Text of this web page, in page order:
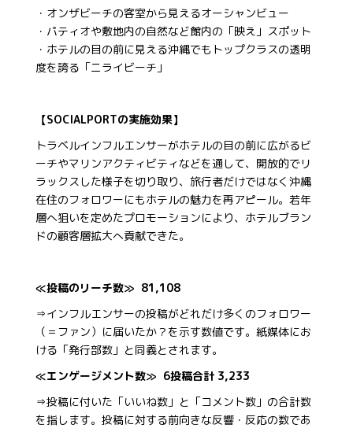
・オンザビーチの客室から見えるオーシャンビュー
・パティオや敷地内の自然など館内の「映え」スポット
・ホテルの目の前に見える沖縄でもトップクラスの透明
度を誇る「ニライビーチ」
【SOCIALPORTの実施効果】
トラベルインフルエンサーがホテルの目の前に広がるビ
ーチやマリンアクティビティなどを通して、開放的でリ
ラックスした様子を切り取り、旅行者だけではなく沖縄
在住のフォロワーにもホテルの魅力を再アピール。若年
層へ狙いを定めたプロモーションにより、ホテルブラン
ドの顧客層拡大へ貢献できた。
≪投稿のリーチ数≫ 81,108
⇒インフルエンサーの投稿がどれだけ多くのフォロワー
（＝ファン）に届いたか？を示す数値です。紙媒体にお
ける「発行部数」と同義とされます。
≪エンゲージメント数≫ 6投稿合計 3,233
⇒投稿に付いた「いいね数」と「コメント数」の合計数
を指します。投稿に対する前向きな反響・反応の数であ